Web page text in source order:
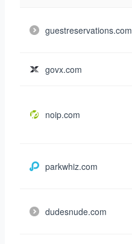
guestreservations.com
govx.com
noip.com
parkwhiz.com
dudesnude.com